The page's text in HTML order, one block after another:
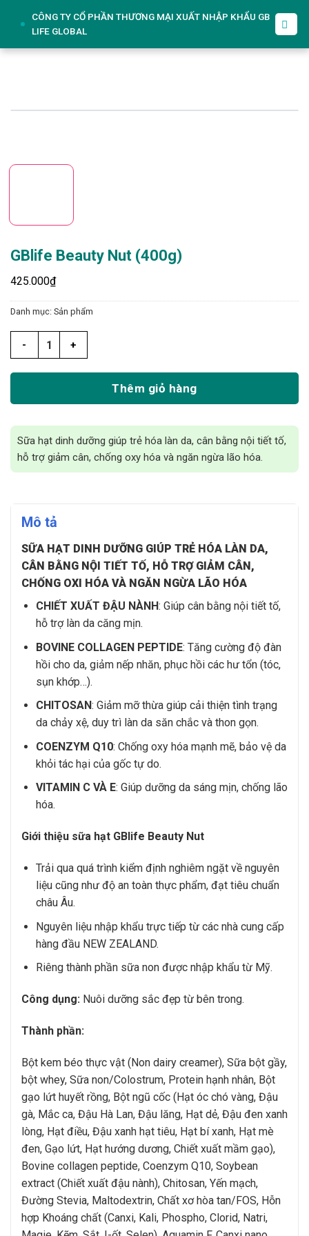
CÔNG TY CỔ PHẦN THƯƠNG MẠI XUẤT NHẬP KHẨU GB
LIFE GLOBAL
GBlife Beauty Nut (400g)
425.000₫
Danh mục: Sản phẩm
GBlife Beauty Nut (400g) số lượng
Thêm giỏ hàng
Sữa hạt dinh dưỡng giúp trẻ hóa làn da, cân bằng nội tiết tố,
hỗ trợ giảm cân, chống oxy hóa và ngăn ngừa lão hóa.
Mô tả
SỮA HẠT DINH DƯỠNG GIÚP TRẺ HÓA LÀN DA,
CÂN BẰNG NỘI TIẾT TỐ, HỖ TRỢ GIẢM CÂN,
CHỐNG OXI HÓA VÀ NGĂN NGỪA LÃO HÓA
CHIẾT XUẤT ĐẬU NÀNH: Giúp cân bằng nội tiết tố,
hỗ trợ làn da căng mịn.
BOVINE COLLAGEN PEPTIDE: Tăng cường độ đàn
hồi cho da, giảm nếp nhăn, phục hồi các hư tổn (tóc,
sụn khớp…).
CHITOSAN: Giảm mỡ thừa giúp cải thiện tình trạng
da chảy xệ, duy trì làn da săn chắc và thon gọn.
COENZYM Q10: Chống oxy hóa mạnh mẽ, bảo vệ da
khỏi tác hại của gốc tự do.
VITAMIN C VÀ E: Giúp dưỡng da sáng mịn, chống lão
hóa.
Giới thiệu sữa hạt GBlife Beauty Nut
Trải qua quá trình kiểm định nghiêm ngặt về nguyên
liệu cũng như độ an toàn thực phẩm, đạt tiêu chuẩn
châu Âu.
Nguyên liệu nhập khẩu trực tiếp từ các nhà cung cấp
hàng đầu NEW ZEALAND.
Riêng thành phần sữa non được nhập khẩu từ Mỹ.
Công dụng: Nuôi dưỡng sắc đẹp từ bên trong.
Thành phần:
Bột kem béo thực vật (Non dairy creamer), Sữa bột gầy,
bột whey, Sữa non/Colostrum, Protein hạnh nhân, Bột
gạo lứt huyết rồng, Bột ngũ cốc (Hạt óc chó vàng, Đậu
gà, Mắc ca, Đậu Hà Lan, Đậu lăng, Hạt dẻ, Đậu đen xanh
lòng, Hạt điều, Đậu xanh hạt tiêu, Hạt bí xanh, Hạt mè
đen, Gạo lứt, Hạt hướng dương, Chiết xuất mầm gạo),
Bovine collagen peptide, Coenzym Q10, Soybean
extract (Chiết xuất đậu nành), Chitosan, Yến mạch,
Đường Stevia, Maltodextrin, Chất xơ hòa tan/FOS, Hỗn
hợp Khoáng chất (Canxi, Kali, Phospho, Clorid, Natri,